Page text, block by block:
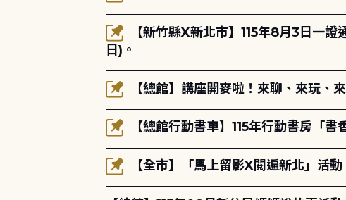
【新竹縣X新北市】115年8月3日一
日)。
【總館】講座開麥啦！來聊、來玩、
【總館行動書車】115年行動書房「
【全市】「馬上留影X閱遍新北」活